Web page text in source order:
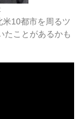
米10都市を周るツ
たことがあるかも